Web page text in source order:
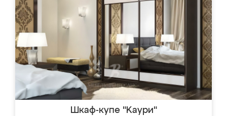
Шкаф-купе "Kaури"